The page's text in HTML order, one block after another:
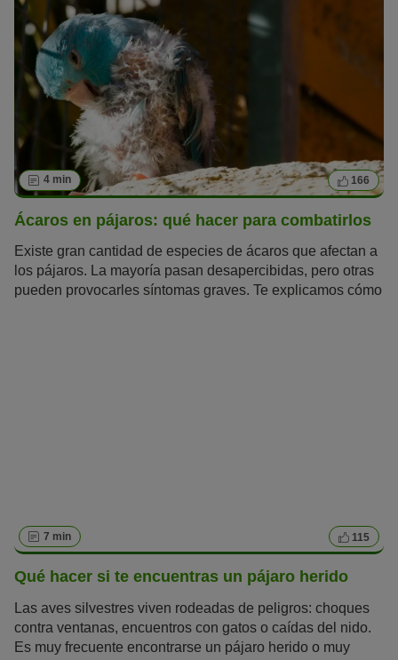
4 min 166
Ácaros en pájaros: qué hacer para combatirlos
Existe gran cantidad de especies de ácaros que afectan a
los pájaros. La mayoría pasan desapercibidas, pero otras
pueden provocarles síntomas graves. Te explicamos cómo
7 min 115
Qué hacer si te encuentras un pájaro herido
Las aves silvestres viven rodeadas de peligros: choques
contra ventanas, encuentros con gatos o caídas del nido.
Es muy frecuente encontrarse un pájaro herido o muy